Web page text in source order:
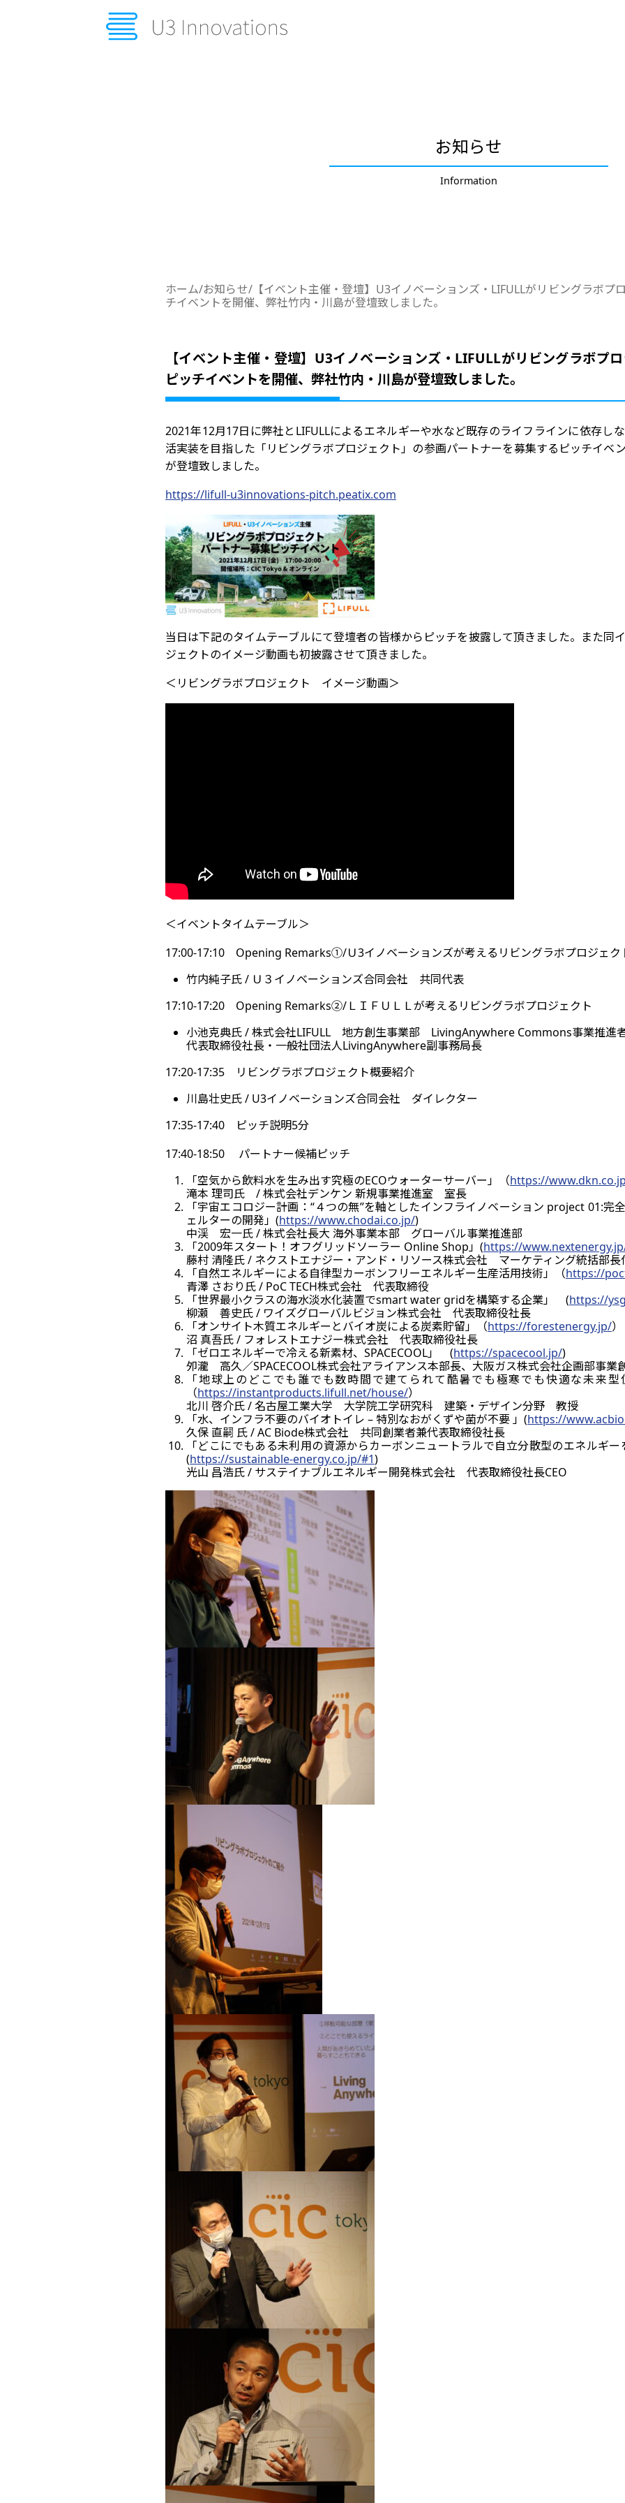
お知らせ
Information
ホーム/お知らせ/【イベント主催・登壇】U3イノベーションズ・LIFULLがリビングラボプ
チイベントを開催、弊社竹内・川島が登壇致しました。
【イベント主催・登壇】U3イノベーションズ・LIFULLがリビングラボプ
ピッチイベントを開催、弊社竹内・川島が登壇致しました。
2021年12月17日に弊社とLIFULLによるエネルギーや水など既存のライフラインに依存し
活実装を目指した「リビングラボプロジェクト」の参画パートナーを募集するピッチイベ
が登壇致しました。
https://lifull-u3innovations-pitch.peatix.com
当日は下記のタイムテーブルにて登壇者の皆様からピッチを披露して頂きました。また同
ジェクトのイメージ動画も初披露させて頂きました。
＜リビングラボプロジェクト イメージ動画＞
＜イベントタイムテーブル＞
17:00-17:10 Opening Remarks①/Ｕ3イノベーションズが考えるリビングラボプロジェク
竹内純子氏 / Ｕ３イノベーションズ合同会社 共同代表
17:10-17:20 Opening Remarks②/ＬＩＦＵＬＬが考えるリビングラボプロジェクト
小池克典氏 / 株式会社LIFULL 地方創生事業部 LivingAnywhere Commons事業推進
代表取締役社長・一般社団法人LivingAnywhere副事務局長
17:20-17:35 リビングラボプロジェクト概要紹介
川島壮史氏 / U3イノベーションズ合同会社 ダイレクター
17:35-17:40 ピッチ説明5分
17:40-18:50 パートナー候補ピッチ
「空気から飲料水を生み出す究極のECOウォーターサーバー」（https://
滝本 理司氏 / 株式会社デンケン 新規事業推進室 室長
「宇宙エコロジー計画：“４つの無”を軸としたインフライノベーション project 01:完
ェルターの開発」(https://www.chodai.co.jp/)
中渓 宏一氏 / 株式会社長大 海外事業本部 グローバル事業推進部
「2009年スタート！オフグリッドソーラー Online Shop」(https://
藤村 清隆氏 / ネクストエナジー・アンド・リソース株式会社 マーケティング統括部長
「自然エネルギーによる自律型カーボンフリーエネルギー生産活用技術」（https://
青澤 さおり氏 / PoC TECH株式会社 代表取締役
「世界最小クラスの海水淡水化装置でsmart water gridを構築する企業」 (https://
柳瀬 善史氏 / ワイズグローバルビジョン株式会社 代表取締役社長
「オンサイト木質エネルギーとバイオ炭による炭素貯留」（https://forestenergy.jp/）
沼 真吾氏 / フォレストエナジー株式会社 代表取締役社長
「ゼロエネルギーで冷える新素材、SPACECOOL」 (https://spacecool.jp/)
夘瀧 高久／SPACECOOL株式会社アライアンス本部長、大阪ガス株式会社企画部事
「地球上のどこでも誰でも数時間で建てられて酷暑でも極寒でも快適な未来型
（https://instantproducts.lifull.net/house/）
北川 啓介氏 / 名古屋工業大学 大学院工学研究科 建築・デザイン分野 教授
「水、インフラ不要のバイオトイレ – 特別なおがくずや菌が不要 」(https://
久保 直嗣 氏 / AC Biode株式会社 共同創業者兼代表取締役社長
「どこにでもある未利用の資源からカーボンニュートラルで自立分散型のエネルギ
(https://sustainable-energy.co.jp/#1)
光山 昌浩氏 / サステイナブルエネルギー開発株式会社 代表取締役社長CEO